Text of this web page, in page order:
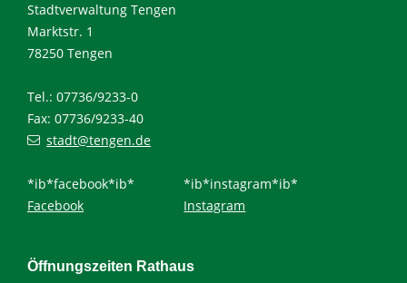
Stadtverwaltung Tengen
Marktstr. 1
78250 Tengen
Tel.: 07736/9233-0
Fax: 07736/9233-40
stadt@tengen.de
*ib*facebook*ib*
Facebook
*ib*instagram*ib*
Instagram
Öffnungszeiten Rathaus